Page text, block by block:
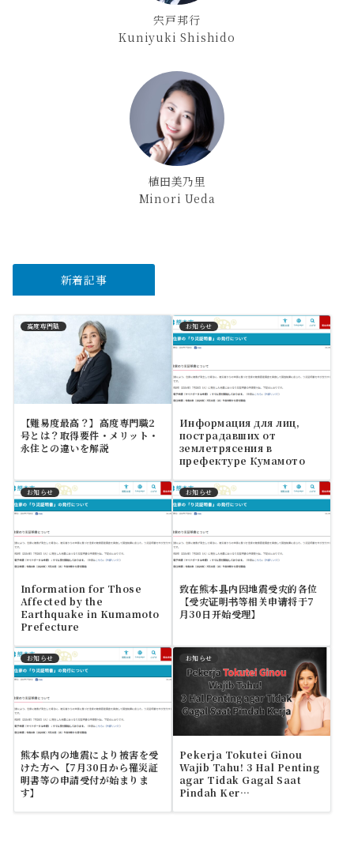
宍戸邦行
Kuniyuki Shishido
植田美乃里
Minori Ueda
新着記事
高度専門職
【難易度最高？】高度専門職2
号とは？取得要件・メリット・
永住との違いを解説
お知らせ
Информация для лиц,
пострадавших от
землетрясения в
префектуре Кумамото
お知らせ
Information for Those
Affected by the
Earthquake in Kumamoto
Prefecture
お知らせ
致在熊本县内因地震受灾的各位
【受灾证明书等相关申请将于7
月30日开始受理】
お知らせ
熊本県内の地震により被害を受
けた方へ【7月30日から罹災証
明書等の申請受付が始まりま
す】
お知らせ
Pekerja Tokutei Ginou
Wajib Tahu! 3 Hal Penting
agar Tidak Gagal Saat
Pindah Ker…